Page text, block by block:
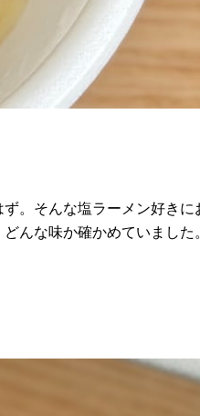
。そんな塩ラーメン好き
んな味か確かめていました